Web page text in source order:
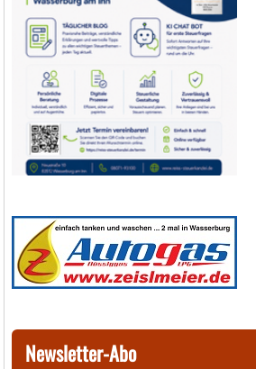
Newsletter-Abo